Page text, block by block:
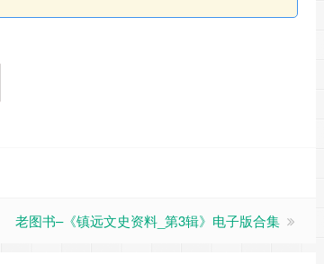
老图书–《镇远文史资料_第3辑》电子版合集